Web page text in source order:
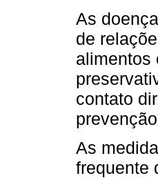
As
de
alimentos
contato
As
frequente